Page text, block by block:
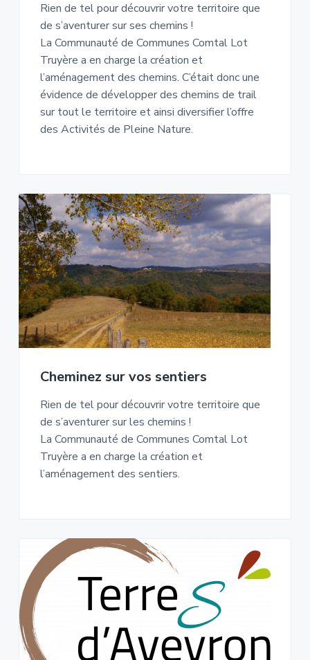
Rien de tel pour découvrir votre territoire que
de s’aventurer sur ses chemins !
La Communauté de Communes Comtal Lot
Truyère a en charge la création et
l’aménagement des chemins. C’était donc une
évidence de développer des chemins de trail
sur tout le territoire et ainsi diversifier l’offre
des Activités de Pleine Nature.
Cheminez sur vos sentiers
Rien de tel pour découvrir votre territoire que
de s’aventurer sur les chemins !
La Communauté de Communes Comtal Lot
Truyère a en charge la création et
l’aménagement des sentiers.